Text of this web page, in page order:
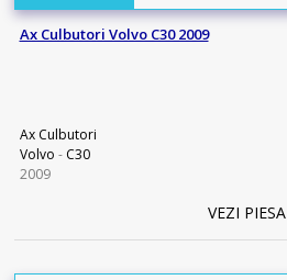
Ax Culbutori Volvo C30 2009
Ax Culbutori
Volvo - C30
2009
VEZI PIESA